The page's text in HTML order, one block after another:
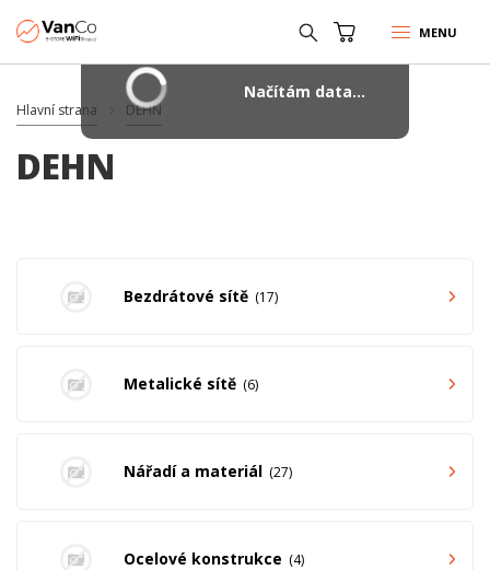
MENU
Hlavní strana DEHN
DEHN
Bezdrátové sítě 17
Metalické sítě 6
Nářadí a materiál 27
Ocelové konstrukce 4
Načítám data...